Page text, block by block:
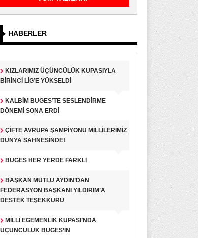
HABERLER
KIZLARIMIZ ÜÇÜNCÜLÜK KUPASIYLA
BIRINCI LIG’E YÜKSELDI
KALBIM BUGES’TE SESLENDIRME
DÖNEMI SONA ERDI
ÇIFTE AVRUPA ŞAMPIYONU MILLILERIMIZ
DÜNYA SAHNESINDE!
BUGES HER YERDE FARKLI
BAŞKAN MUTLU AYDIN’DAN
FEDERASYON BAŞKANI YILDIRIM’A
DESTEK TEŞEKKÜRÜ
MILLI EGEMENLIK KUPASI’NDA
ÜÇÜNCÜLÜK BUGES’IN